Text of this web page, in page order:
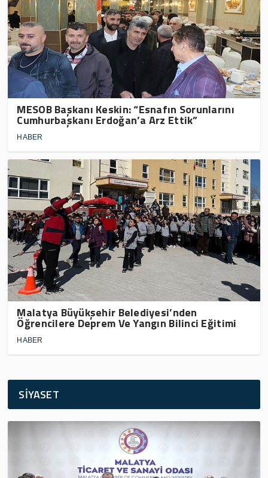
MESOB Başkanı Keskin: “Esnafın Sorunlarını
Cumhurbaşkanı Erdoğan’a Arz Ettik”
HABER
Malatya Büyükşehir Belediyesi’nden
Öğrencilere Deprem Ve Yangın Bilinci Eğitimi
HABER
SİYASET